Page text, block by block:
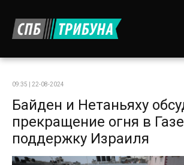
09:35 | 22-08-2024
Байден и Нетаньяху
прекращение огня в
поддержку Израиля